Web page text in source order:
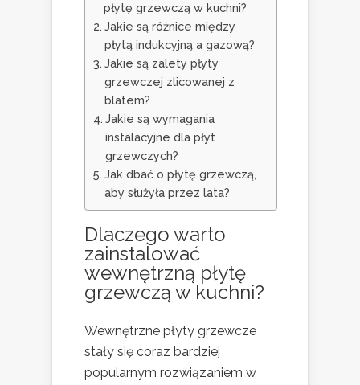
płytę grzewczą w kuchni?
Jakie są różnice między
płytą indukcyjną a gazową?
Jakie są zalety płyty
grzewczej zlicowanej z
blatem?
Jakie są wymagania
instalacyjne dla płyt
grzewczych?
Jak dbać o płytę grzewczą,
aby służyła przez lata?
Dlaczego warto
zainstalować
wewnętrzną płytę
grzewczą w kuchni?
Wewnętrzne płyty grzewcze
stały się coraz bardziej
popularnym rozwiązaniem w